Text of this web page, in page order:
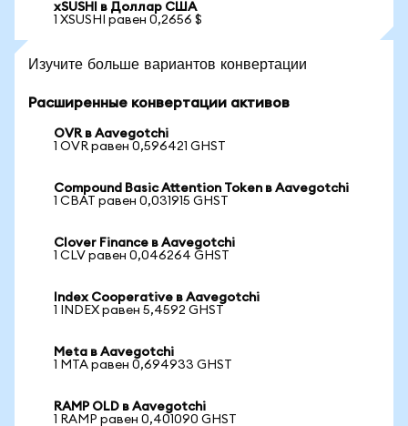
xSUSHI в Доллар США
1 XSUSHI равен 0,2656 $
Изучите больше вариантов конвертации
Расширенные конвертации активов
OVR в Aavegotchi
1 OVR равен 0,596421 GHST
Compound Basic Attention Token в Aavegotchi
1 CBAT равен 0,031915 GHST
Clover Finance в Aavegotchi
1 CLV равен 0,046264 GHST
Index Cooperative в Aavegotchi
1 INDEX равен 5,4592 GHST
Meta в Aavegotchi
1 MTA равен 0,694933 GHST
RAMP OLD в Aavegotchi
1 RAMP равен 0,401090 GHST